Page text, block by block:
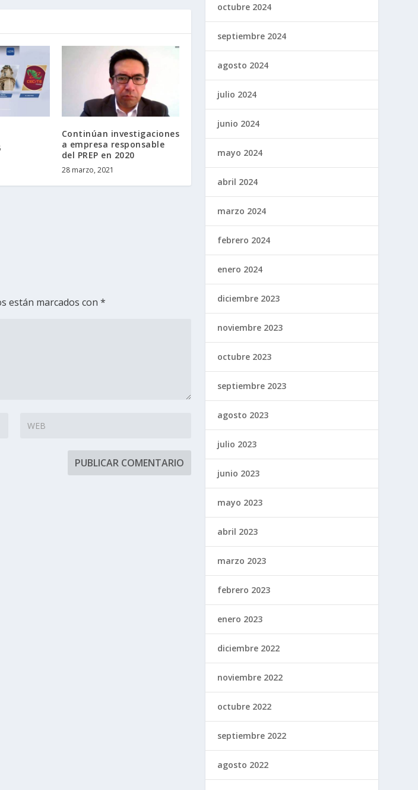
Continúan investigaciones
a empresa responsable
del PREP en 2020
28 marzo, 2021
están marcados con*
octubre 2024
septiembre 2024
agosto 2024
julio 2024
junio 2024
mayo 2024
abril 2024
marzo 2024
febrero 2024
enero 2024
diciembre 2023
noviembre 2023
octubre 2023
septiembre 2023
agosto 2023
julio 2023
junio 2023
mayo 2023
abril 2023
marzo 2023
febrero 2023
enero 2023
diciembre 2022
noviembre 2022
octubre 2022
septiembre 2022
agosto 2022